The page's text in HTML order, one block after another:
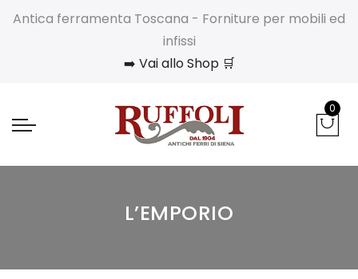
Antica ferramenta Toscana - Forniture per mobili ed
infissi
➡️ Vai allo Shop 🛒
0
L’EMPORIO